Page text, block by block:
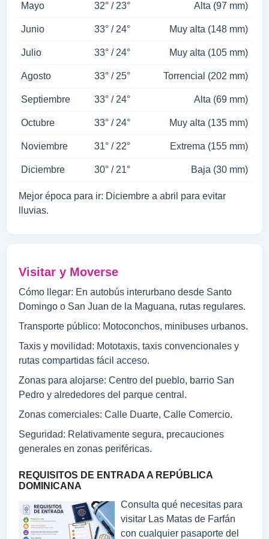
Mayo 32° / 23° Alta (97 mm)
Junio 33° / 24° Muy alta (148 mm)
Julio 33° / 24° Muy alta (105 mm)
Agosto 33° / 25° Torrencial (202 mm)
Septiembre 33° / 24° Alta (69 mm)
Octubre 33° / 24° Muy alta (135 mm)
Noviembre 31° / 22° Extrema (155 mm)
Diciembre 30° / 21° Baja (30 mm)
Mejor época para ir: Diciembre a abril para evitar
lluvias.
Visitar y Moverse
Cómo llegar: En autobús interurbano desde Santo
Domingo o San Juan de la Maguana, rutas regulares.
Transporte público: Motoconchos, minibuses urbanos.
Taxis y movilidad: Mototaxis, taxis convencionales y
rutas compartidas fácil acceso.
Zonas para alojarse: Centro del pueblo, barrio San
Pedro y alrededores del parque central.
Zonas comerciales: Calle Duarte, Calle Comercio.
Seguridad: Relativamente segura, precauciones
generales en zonas periféricas.
REQUISITOS DE ENTRADA A REPÚBLICA
DOMINICANA
Consulta qué necesitas para
visitar Las Matas de Farfán
con cualquier pasaporte del